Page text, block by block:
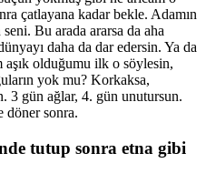
çatlayana kadar bekle. Adamın
seni. Bu arada ararsa da aha
daha da dar edersin. Ya da
aşık olduğumu ilk o söylesin,
yok mu? Korkaksa,
3 gün ağlar, 4. gün unutursun.
döner sonra.
tutup sonra etna gibi